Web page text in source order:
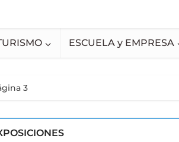
ESCUELA y EMPRESA
3